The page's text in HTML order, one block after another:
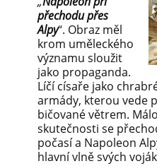
přechodu přes
Alpy“. Obraz měl
krom uměleckého
významu sloužit
jako propaganda.
Líčí císaře jako
armády, kterou vede
bičované větrem.
skutečnosti se
počasí a Napoleon
hlavní vlně svých